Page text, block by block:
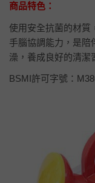
商品特色：
使用安全抗菌的材質
手腦協調能力，是陪
澡，養成良好的清潔
BSMI許可字號：